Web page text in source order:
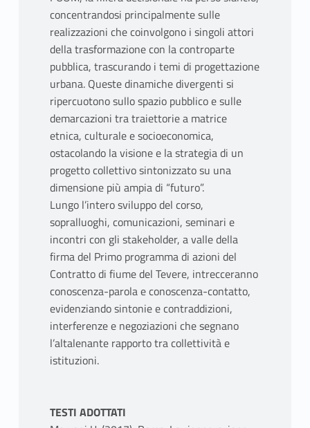
concentrandosi principalmente sulle
realizzazioni che coinvolgono i singoli attori
della trasformazione con la controparte
pubblica, trascurando i temi di progettazione
urbana. Queste dinamiche divergenti si
ripercuotono sullo spazio pubblico e sulle
demarcazioni tra traiettorie a matrice
etnica, culturale e socioeconomica,
ostacolando la visione e la strategia di un
progetto collettivo sintonizzato su una
dimensione più ampia di “futuro”.
Lungo l’intero sviluppo del corso,
sopralluoghi, comunicazioni, seminari e
incontri con gli stakeholder, a valle della
firma del Primo programma di azioni del
Contratto di fiume del Tevere, intrecceranno
conoscenza-parola e conoscenza-contatto,
evidenziando sintonie e contraddizioni,
interferenze e negoziazioni che segnano
l’altalenante rapporto tra collettività e
istituzioni.
TESTI ADOTTATI